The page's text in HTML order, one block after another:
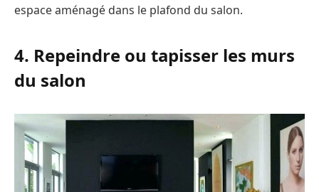
espace aménagé dans le plafond du salon.
4. Repeindre ou tapisser les murs
du salon